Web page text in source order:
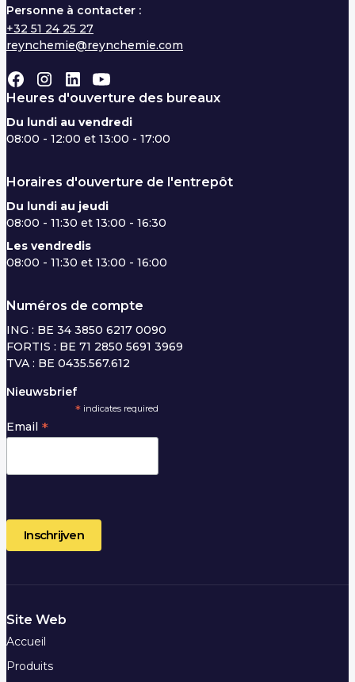
Personne à contacter :
+32 51 24 25 27
reynchemie@reynchemie.com
Heures d'ouverture des bureaux
Du lundi au vendredi
08:00 - 12:00 et 13:00 - 17:00
Horaires d'ouverture de l'entrepôt
Du lundi au jeudi
08:00 - 11:30 et 13:00 - 16:30
Les vendredis
08:00 - 11:30 et 13:00 - 16:00
Numéros de compte
ING : BE 34 3850 6217 0090
FORTIS : BE 71 2850 5691 3969
TVA : BE 0435.567.612
Nieuwsbrief
* indicates required
Email *
Site Web
Accueil
Produits